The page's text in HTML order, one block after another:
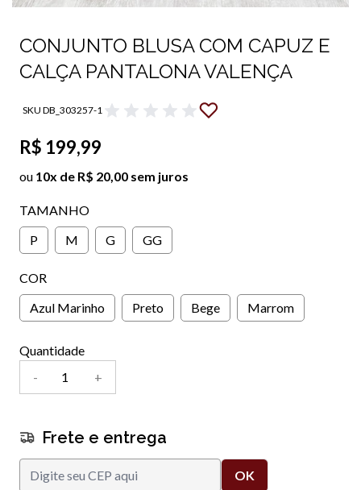
CONJUNTO BLUSA COM CAPUZ E
CALÇA PANTALONA VALENÇA
SKU DB_303257-1
R$ 199,99
ou 10x de R$ 20,00 sem juros
TAMANHO
P
M G GG
COR
Azul Marinho
Preto Bege Marrom
Quantidade
-
+
Frete e entrega